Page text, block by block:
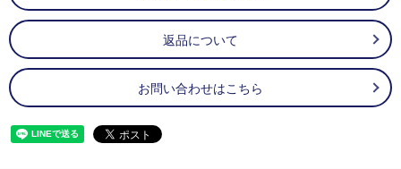
返品について
お問い合わせはこちら